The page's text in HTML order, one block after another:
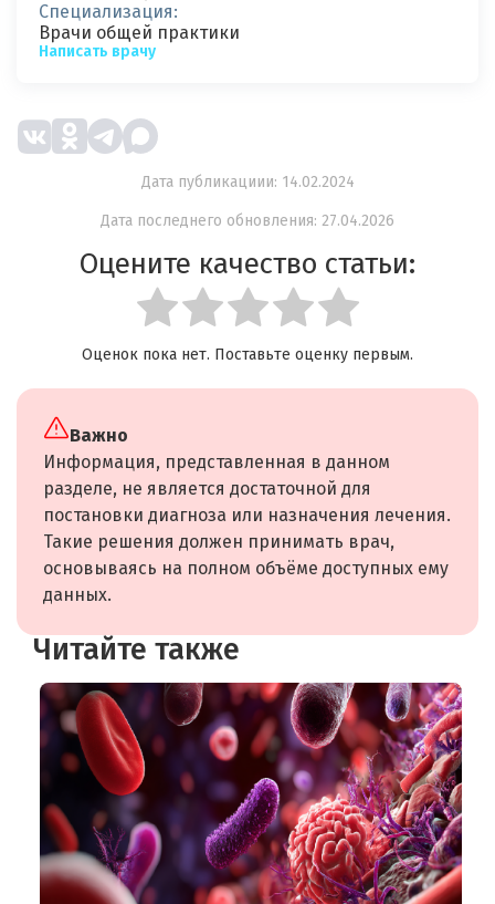
Специализация:
Врачи общей практики
Написать врачу
Дата публикациии: 14.02.2024
Дата последнего обновления: 27.04.2026
Оцените качество статьи:
Оценок пока нет. Поставьте оценку первым.
Важно
Информация, представленная в данном
разделе, не является достаточной для
постановки диагноза или назначения лечения.
Такие решения должен принимать врач,
основываясь на полном объёме доступных ему
данных.
Читайте также